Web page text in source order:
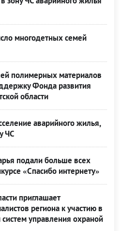
многодетных семей
полимерных материалов
Фонда развития
области
аварийного жилья,
ЧС
подали больше всех
«Спасибо интернету»
приглашает
региона к участию в
управления охраной